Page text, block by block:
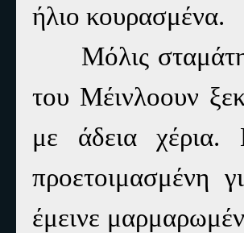
ήλιο κουρασμένα.
Μόλις
του Μέινλοουν
με άδεια
προετοιμασμένη
έμεινε